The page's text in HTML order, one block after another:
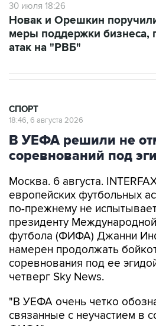
меры поддержки бизнеса,
атак на "РВБ"
В УЕФА решили не
соревнований под
Москва. 6 августа.
по-прежнему не
президенту
футбола (ФИФА) Джанни
намерен продолжать
соревнования под ее
четверг Sky News.
"В УЕФА очень четко
ФИФА", - приводит
заявления европейской